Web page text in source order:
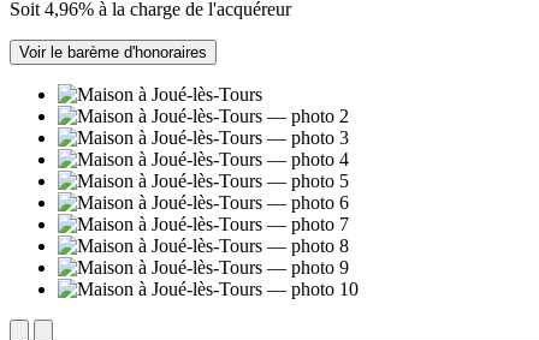
Soit 4,96% à la charge de l'acquéreur
Voir le barème d'honoraires